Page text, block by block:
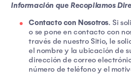
Información que Recopilamos
Contacto con Nosotros. Si
o se pone en contacto con
través de nuestro Sitio, le
el nombre y la ubicación de
dirección de correo
número de teléfono y el